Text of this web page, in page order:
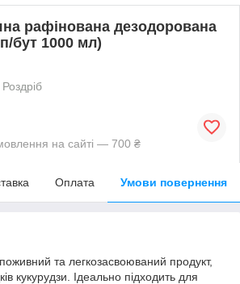
рафінована дезодорована
бут 1000 мл)
Роздріб
на сайті — 700 ₴
Оплата Умови повернення
та легкозасвоюваний продукт,
кукурудзи. Ідеально підходить для